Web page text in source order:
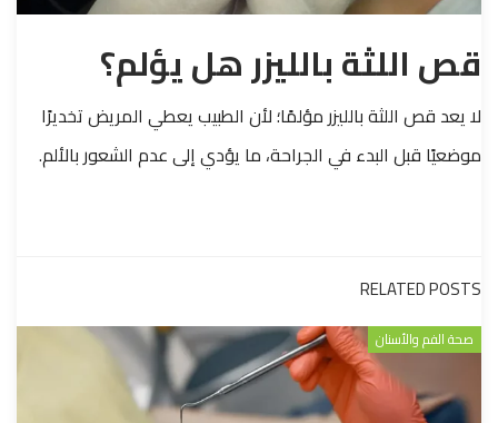
قص اللثة بالليزر هل يؤلم؟
لا يعد قص اللثة بالليزر مؤلمًا؛ لأن الطبيب يعطي المريض تخديرًا
موضعيًا قبل البدء في الجراحة، ما يؤدي إلى عدم الشعور بالألم.
RELATED POSTS
صحة الفم والأسنان